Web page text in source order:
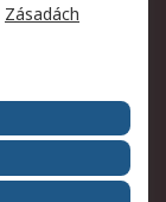
údajů
Zásadách